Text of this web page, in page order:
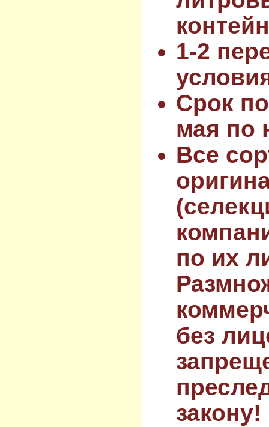
1-2
Срок
мая по
Все
по их
без
закону!